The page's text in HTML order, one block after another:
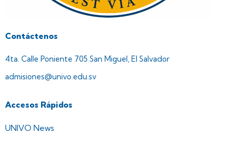
Contáctenos
4ta. Calle Poniente 705 San Miguel, El Salvador
admisiones@univo.edu.sv
Accesos Rápidos
UNIVO News